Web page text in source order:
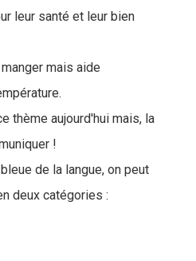
leur santé et leur bien
mais aide
thème aujourd'hui mais, la
!
de la langue, on peut
deux catégories :